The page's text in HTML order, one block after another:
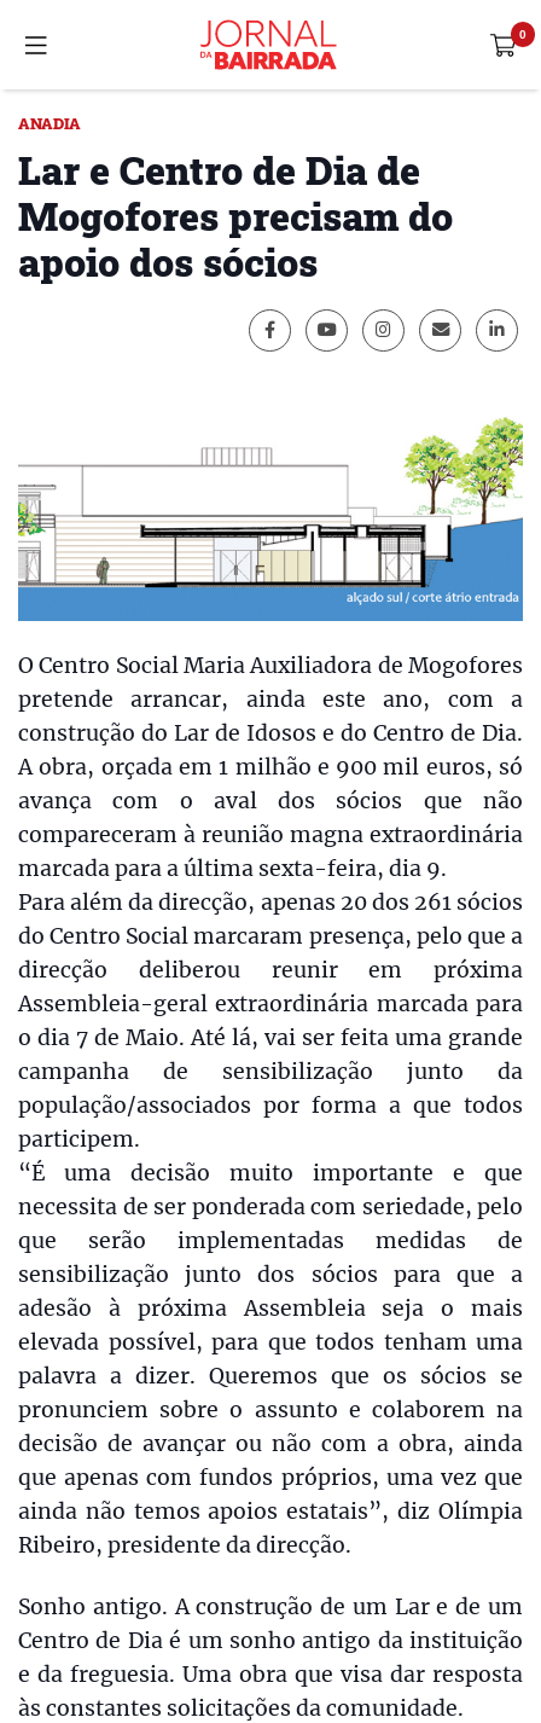
ANADIA
Lar e Centro de Dia de
Mogofores precisam do
apoio dos sócios
O Centro Social Maria Auxiliadora de Mogofores
pretende arrancar, ainda este ano, com a
construção do Lar de Idosos e do Centro de Dia.
A obra, orçada em 1 milhão e 900 mil euros, só
avança com o aval dos sócios que não
compareceram à reunião magna extraordinária
marcada para a última sexta-feira, dia 9.
Para além da direcção, apenas 20 dos 261 sócios
do Centro Social marcaram presença, pelo que a
direcção deliberou reunir em próxima
Assembleia-geral extraordinária marcada para
o dia 7 de Maio. Até lá, vai ser feita uma grande
campanha de sensibilização junto da
população/associados por forma a que todos
participem.
“É uma decisão muito importante e que
necessita de ser ponderada com seriedade, pelo
que serão implementadas medidas de
sensibilização junto dos sócios para que a
adesão à próxima Assembleia seja o mais
elevada possível, para que todos tenham uma
palavra a dizer. Queremos que os sócios se
pronunciem sobre o assunto e colaborem na
decisão de avançar ou não com a obra, ainda
que apenas com fundos próprios, uma vez que
ainda não temos apoios estatais”, diz Olímpia
Ribeiro, presidente da direcção.
Sonho antigo. A construção de um Lar e de um
Centro de Dia é um sonho antigo da instituição
e da freguesia. Uma obra que visa dar resposta
às constantes solicitações da comunidade.